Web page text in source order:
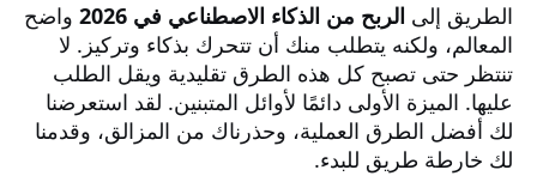
الطريق إلى الربح من الذكاء الاصطناعي في 2026
واضح
المعالم، ولكنه يتطلب منك أن تتحرك بذكاء وتركيز. لا
تنتظر حتى تصبح كل هذه الطرق تقليدية ويقل الطلب
عليها. الميزة الأولى دائمًا لأوائل المتبنين. لقد استعرضنا
لك أفضل الطرق العملية، وحذرناك من المزالق، وقدمنا
لك خارطة طريق للبدء.